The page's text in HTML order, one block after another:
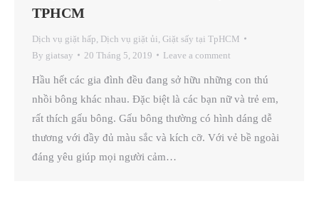
TPHCM
Dịch vụ giặt hấp Dịch vụ giặt ủi Giặt sấy tại TpHCM
By giatsay 20 Tháng 5, 2019 Leave a comment
Hầu hết các gia đình đều đang sở hữu những con thú
nhồi bông khác nhau. Đặc biệt là các bạn nữ và trẻ em,
rất thích gấu bông. Gấu bông thường có hình dáng dễ
thương với đầy đủ màu sắc và kích cỡ. Với vẻ bề ngoài
đáng yêu giúp mọi người cảm…